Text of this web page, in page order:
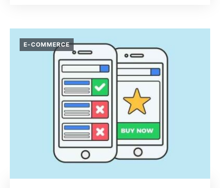
E-COMMERCE